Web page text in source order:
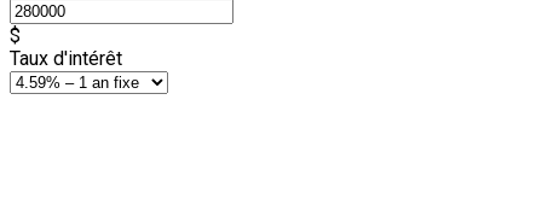
$
Taux d'intérêt